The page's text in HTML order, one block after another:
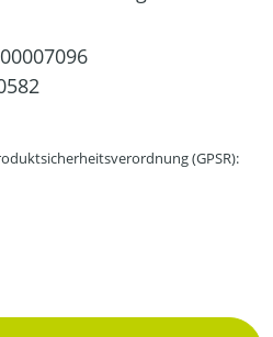
(GPSR):